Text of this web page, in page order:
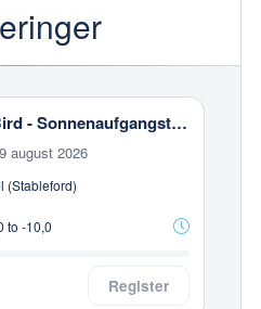
Early Bird - Sonnenaufgangsturnier
august 2026
(Stableford)
to -10,0
Register